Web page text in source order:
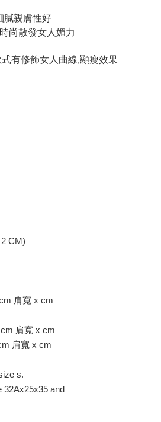
膩親膚性好
尚散發女人媚力
有修飾女人曲線,顯瘦效果
CM)
肩寬 x cm
肩寬 x cm
肩寬 x cm
s.
32Ax25x35 and